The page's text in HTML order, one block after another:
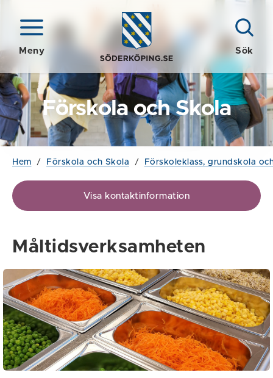
Meny Sök
Förskola och Skola
Hem / Förskola och Skola / Förskoleklass, grundskola
Visa kontaktinformation
Måltidsverksamheten